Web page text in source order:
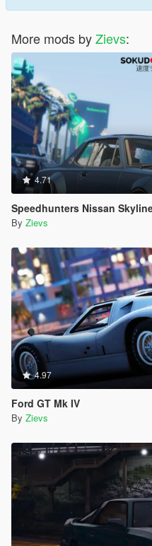
More mods byZievs:
4.71
Speedhunters Nissan
By Zievs
4.97
Ford GT Mk IV
By Zievs